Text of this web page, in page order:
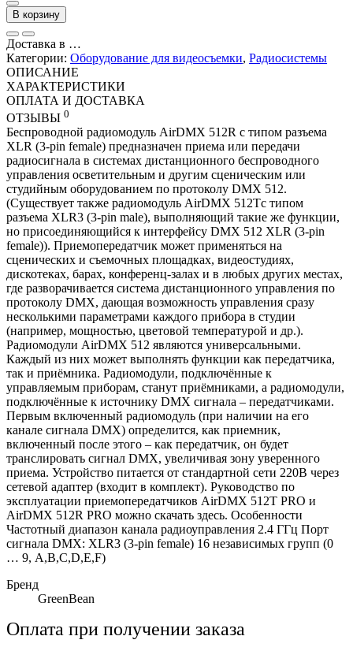
В корзину
Доставка в …
Категории: Оборудование для видеосъемки, Радиосистемы
ОПИСАНИЕ
ХАРАКТЕРИСТИКИ
ОПЛАТА И ДОСТАВКА
ОТЗЫВЫ 0
Беспроводной радиомодуль AirDMX 512R с типом разъема
XLR (3-pin female) предназначен приема или передачи
радиосигнала в системах дистанционного беспроводного
управления осветительным и другим сценическим или
студийным оборудованием по протоколу DMX 512.
(Существует также радиомодуль AirDMX 512Tс типом
разъема XLR3 (3-pin male), выполняющий такие же функции,
но присоединяющийся к интерфейсу DMX 512 XLR (3-pin
female)). Приемопередатчик может применяться на
сценических и съемочных площадках, видеостудиях,
дискотеках, барах, конференц-залах и в любых других местах,
где разворачивается система дистанционного управления по
протоколу DMX, дающая возможность управления сразу
несколькими параметрами каждого прибора в студии
(например, мощностью, цветовой температурой и др.).
Радиомодули AirDMX 512 являются универсальными.
Каждый из них может выполнять функции как передатчика,
так и приёмника. Радиомодули, подключённые к
управляемым приборам, станут приёмниками, а радиомодули,
подключённые к источнику DMX сигнала – передатчиками.
Первым включенный радиомодуль (при наличии на его
канале сигнала DMX) определится, как приемник,
включенный после этого – как передатчик, он будет
транслировать сигнал DMX, увеличивая зону уверенного
приема. Устройство питается от стандартной сети 220В через
сетевой адаптер (входит в комплект). Руководство по
эксплуатации приемопередатчиков AirDMX 512T PRO и
AirDMX 512R PRO можно скачать здесь. Особенности
Частотный диапазон канала радиоуправления 2.4 ГГц Порт
сигнала DMX: XLR3 (3-pin female) 16 независимых групп (0
… 9, A,B,C,D,E,F)
Бренд
GreenBean
Оплата при получении заказа